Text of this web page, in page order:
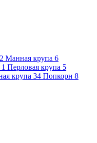
Манная крупа 6
1 Перловая крупа 5
крупа 34 Попкорн 8